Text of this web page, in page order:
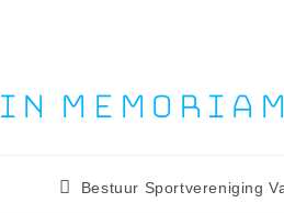
In
Bestuur Sportvereniging